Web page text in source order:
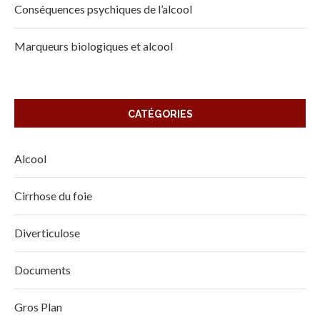
Conséquences psychiques de l’alcool
Marqueurs biologiques et alcool
CATÉGORIES
Alcool
Cirrhose du foie
Diverticulose
Documents
Gros Plan